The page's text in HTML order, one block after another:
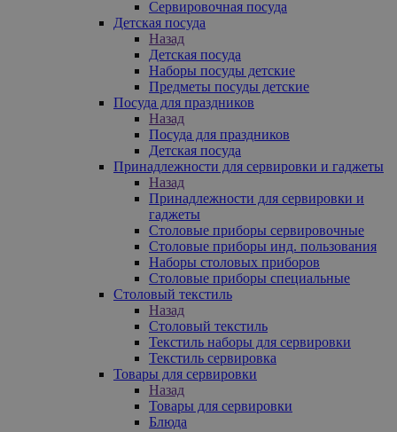
Сервировочная посуда
Детская посуда
Назад
Детская посуда
Наборы посуды детские
Предметы посуды детские
Посуда для праздников
Назад
Посуда для праздников
Детская посуда
Принадлежности для сервировки и гаджеты
Назад
Принадлежности для сервировки и
гаджеты
Столовые приборы сервировочные
Столовые приборы инд. пользования
Наборы столовых приборов
Столовые приборы специальные
Столовый текстиль
Назад
Столовый текстиль
Текстиль наборы для сервировки
Текстиль сервировка
Товары для сервировки
Назад
Товары для сервировки
Блюда